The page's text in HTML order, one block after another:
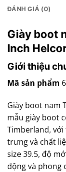
ĐÁNH GIÁ (0)
Giày boot
Inch
Giới thiệu
Mã sản phẩm
Giày boot nam
mẫu giày boot
Timberland, với
trưng và chất
size 39.5, độ
động và phong